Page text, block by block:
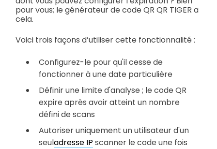
pour vous; le générateur de code QR QR TIGER a
cela.
Voici trois façons d’utiliser cette fonctionnalité :
Configurez-le pour qu'il cesse de
fonctionner à une date particulière
Définir une limite d'analyse ; le code QR
expire après avoir atteint un nombre
défini de scans
Autoriser uniquement un utilisateur d'un
seuladresse IP scanner le code une fois